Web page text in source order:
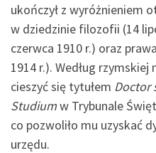
ukończył z wyróżnieniem
w dziedzinie filozofii (14
czerwca 1910 r.) oraz
1914 r.). Według
cieszyć się tytułem Doctor
Studiumw Trybunale
co pozwoliło mu uzyskać
urzędu.